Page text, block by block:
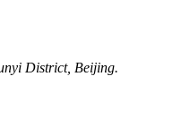
District, Beijing.